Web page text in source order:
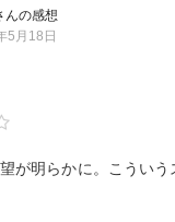
んの感想
5月18日
が明らかに。こうい